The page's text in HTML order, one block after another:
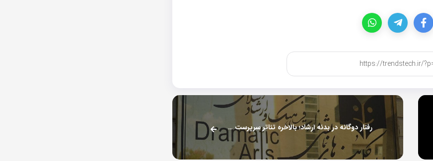
رفتار دوگانه در بدنه ارشاد؛ بالاخره تئاتر سرپرست دارد یا مدیرکل؟